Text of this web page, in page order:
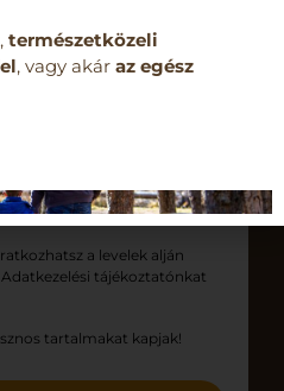
a levelek alján
tájékoztatónkat
tartalmakat kapjak!
természetközeli
, vagy akár az egész